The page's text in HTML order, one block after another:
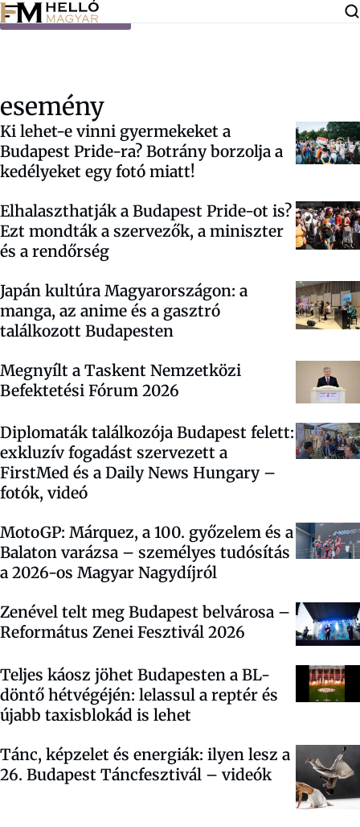
Ugrás a tartalomra
esemény
Ki lehet-e vinni gyermekeket a
Budapest Pride-ra? Botrány borzolja a
kedélyeket egy fotó miatt!
Elhalaszthatják a Budapest Pride-ot is?
Ezt mondták a szervezők, a miniszter
és a rendőrség
Japán kultúra Magyarországon: a
manga, az anime és a gasztró
találkozott Budapesten
Megnyílt a Taskent Nemzetközi
Befektetési Fórum 2026
Diplomaták találkozója Budapest felett:
exkluzív fogadást szervezett a
FirstMed és a Daily News Hungary –
fotók, videó
MotoGP: Márquez, a 100. győzelem és a
Balaton varázsa – személyes tudósítás
a 2026-os Magyar Nagydíjról
Zenével telt meg Budapest belvárosa –
Református Zenei Fesztivál 2026
Teljes káosz jöhet Budapesten a BL-
döntő hétvégéjén: lelassul a reptér és
újabb taxisblokád is lehet
Tánc, képzelet és energiák: ilyen lesz a
26. Budapest Táncfesztivál – videók